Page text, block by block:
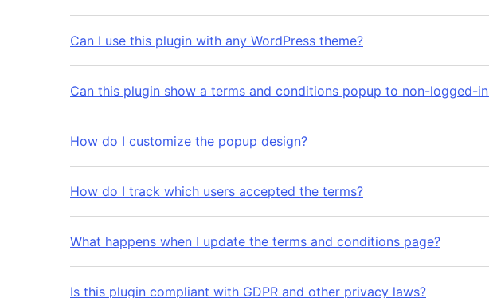
Can I use this plugin with any WordPress theme?
Can this plugin show a terms and conditions popup to non-logged-in
How do I customize the popup design?
How do I track which users accepted the terms?
What happens when I update the terms and conditions page?
Is this plugin compliant with GDPR and other privacy laws?